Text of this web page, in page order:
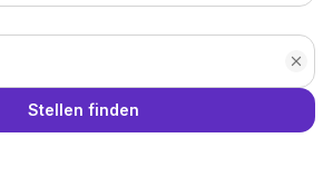
Stellen finden